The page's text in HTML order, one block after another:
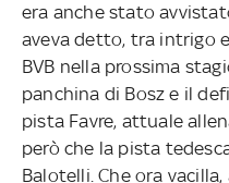
era anche stato
aveva detto, tra intrigo
BVB nella prossima
panchina di Bosz e il
pista Favre, attuale
però che la pista
Balotelli. Che ora